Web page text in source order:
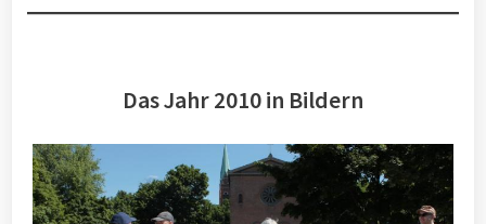
Das Jahr 2010 in Bildern